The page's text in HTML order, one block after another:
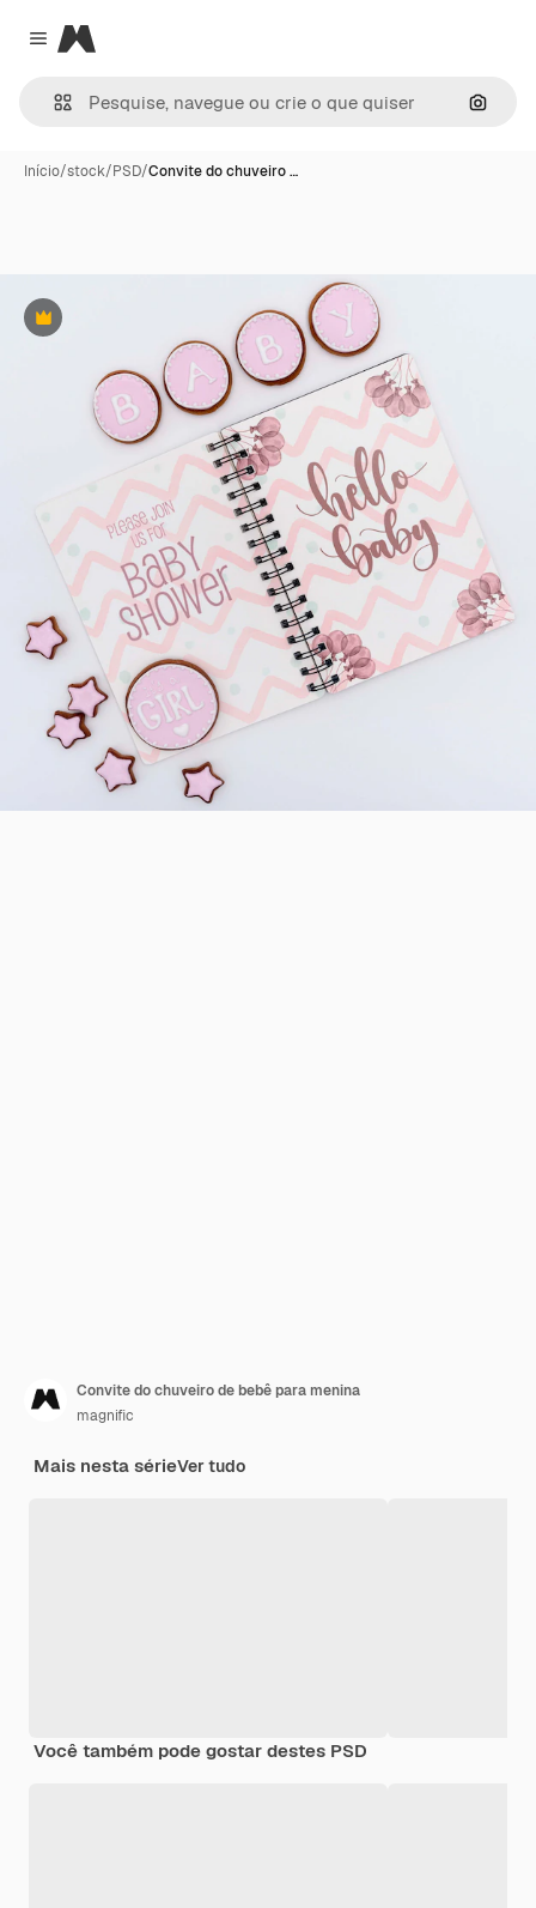
Close menu
Magnific
Início/stock/PSD/Convite do chuveiro …
Premium
Convite do chuveiro de bebê para menina
magnific
Mais nesta sérieVer tudo
Você também pode gostar destes PSD